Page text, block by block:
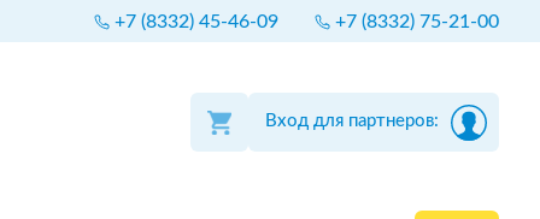
+7 (8332) 45-46-09 +7 (8332) 75-21-00
Вход для партнеров: